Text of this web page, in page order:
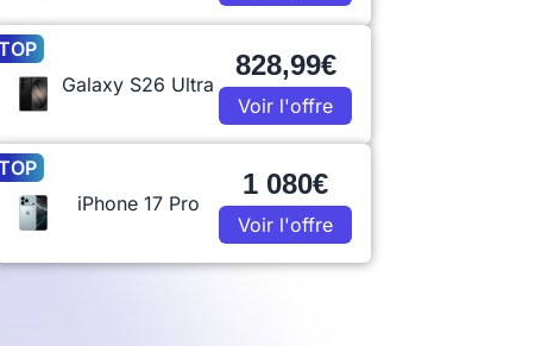
Galaxy S26 Ultra
828,99€
Voir l'offre
iPhone 17 Pro
1 080€
Voir l'offre